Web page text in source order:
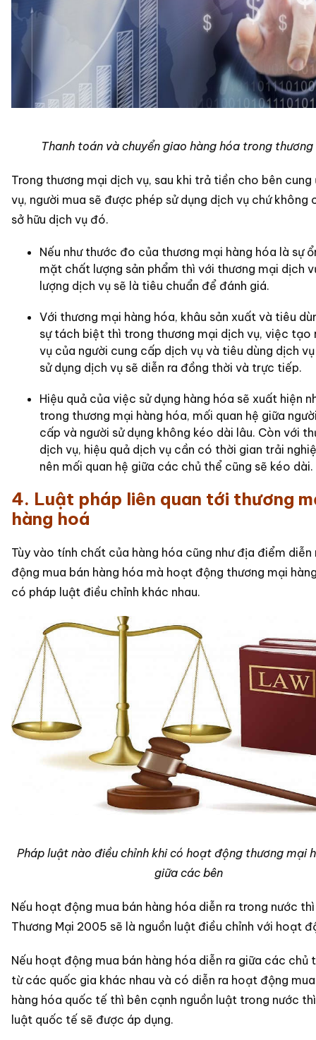
Thanh toán và chuyển giao hàng hóa trong thương
Trong thương mại dịch vụ, sau khi trả tiền cho bên cung
vụ, người mua sẽ được phép sử dụng dịch vụ chứ không
sở hữu dịch vụ đó.
Nếu như thước đo của thương mại hàng hóa là sự
mặt chất lượng sản phẩm thì với thương mại dịch
lượng dịch vụ sẽ là tiêu chuẩn để đánh giá.
Với thương mại hàng hóa, khâu sản xuất và tiêu
sự tách biệt thì trong thương mại dịch vụ, việc tạo
vụ của người cung cấp dịch vụ và tiêu dùng dịch
sử dụng dịch vụ sẽ diễn ra đồng thời và trực tiếp.
Hiệu quả của việc sử dụng hàng hóa sẽ xuất hiện
trong thương mại hàng hóa, mối quan hệ giữa
cấp và người sử dụng không kéo dài lâu. Còn với
dịch vụ, hiệu quả dịch vụ cần có thời gian trải
nên mối quan hệ giữa các chủ thể cũng sẽ kéo dài.
4. Luật pháp liên quan tới thương
hàng hoá
Tùy vào tính chất của hàng hóa cũng như địa điểm diễn
động mua bán hàng hóa mà hoạt động thương mại
có pháp luật điều chỉnh khác nhau.
Pháp luật nào điều chỉnh khi có hoạt động thương mại
giữa các bên
Nếu hoạt động mua bán hàng hóa diễn ra trong nước
Thương Mại 2005 sẽ là nguồn luật điều chỉnh với hoạt
Nếu hoạt động mua bán hàng hóa diễn ra giữa các chủ
từ các quốc gia khác nhau và có diễn ra hoạt động
hàng hóa quốc tế thì bên cạnh nguồn luật trong nước
luật quốc tế sẽ được áp dụng.